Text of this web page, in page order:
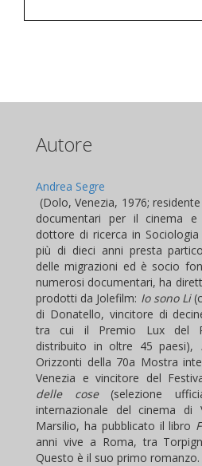
Autore
Andrea Segre
(Dolo, Venezia, 1976;
documentari per il cinema
dottore di ricerca in
più di dieci anni presta
delle migrazioni ed è socio
numerosi documentari, ha
prodotti da Jolefilm: Io sono Li
di Donatello, vincitore di
tra cui il Premio Lux del
distribuito in oltre 45 paesi),
Orizzonti della 70a Mostra
Venezia e vincitore del
delle cose(selezione
internazionale del cinema di
Marsilio, ha pubblicato il libro
anni vive a Roma, tra
Questo è il suo primo romanzo.